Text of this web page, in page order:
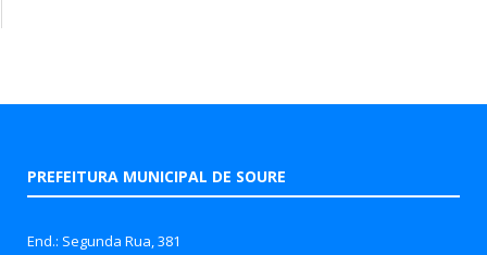
PREFEITURA MUNICIPAL DE SOURE
End.: Segunda Rua, 381